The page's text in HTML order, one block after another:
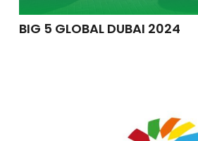
BIG 5 GLOBAL DUBAI 2024